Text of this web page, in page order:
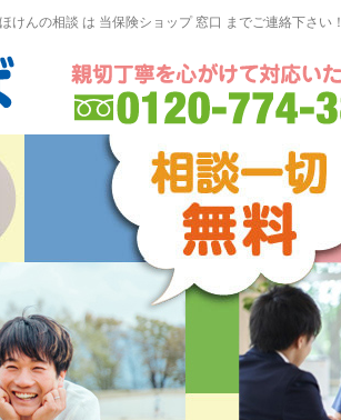
ほけんの相談 は 当保険ショップ 窓口 までご連絡下さい！